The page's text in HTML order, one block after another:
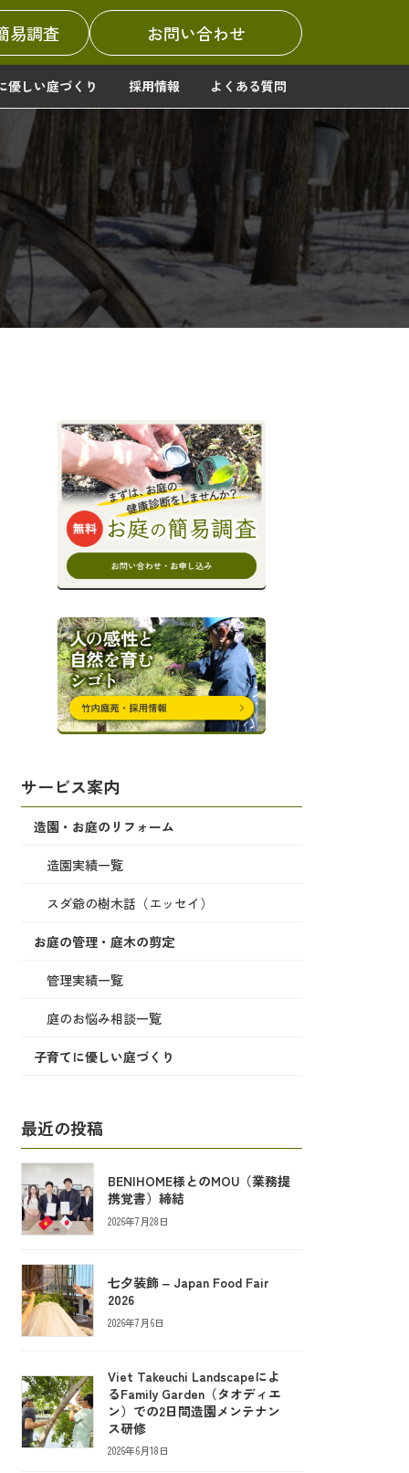
易調査 お問い合わせ
優しい庭づくり 採用情報 よくある質問
サービス案内
造園・お庭のリフォーム
造園実績一覧
スダ爺の樹木話（エッセイ）
お庭の管理・庭木の剪定
管理実績一覧
庭のお悩み相談一覧
子育てに優しい庭づくり
最近の投稿
BENIHOME様とのMOU（業務提
携覚書）締結
2026年7月28日
七夕装飾 ‒ Japan Food Fair
2026
2026年7月6日
Viet Takeuchi Landscapeによ
るFamily Garden（タオディエ
ン）での2日間造園メンテナン
ス研修
2026年6月18日